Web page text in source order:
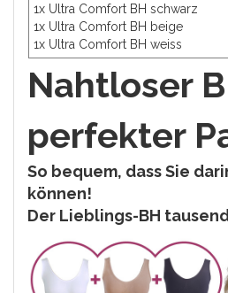
1x Ultra Comfort BH schwarz
1x Ultra Comfort BH beige
1x Ultra Comfort BH weiss
Nahtloser
perfekter
So bequem, dass Sie
können!
Der Lieblings-BH